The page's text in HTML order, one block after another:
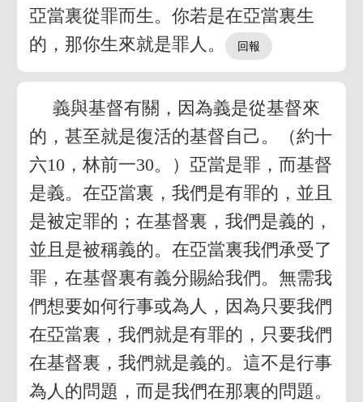
亞當裏從罪而生。你若是在亞當裏生
的，那你生來就是罪人。
義與基督有關，因為義是從基督來
的，甚至就是復活的基督自己。（約十
六10，林前一30。）亞當是罪，而基督
是義。在亞當裏，我們是有罪的，並且
是被定罪的；在基督裏，我們是義的，
並且是被稱義的。在亞當裏我們承受了
罪，在基督裏有義分賜給我們。無需我
們想要如何行事或為人，因為只要我們
在亞當裏，我們就是有罪的，只要我們
在基督裏，我們就是義的。這不是行事
為人的問題，而是我們在那裏的問題。